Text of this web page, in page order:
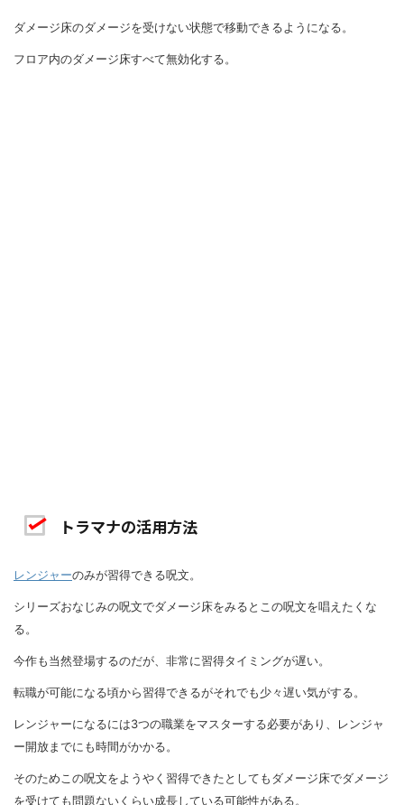
ダメージ床のダメージを受けない状態で移動できるようになる。
フロア内のダメージ床すべて無効化する。
トラマナの活用方法
レンジャーのみが習得できる呪文。
シリーズおなじみの呪文でダメージ床をみるとこの呪文を唱えたくな
る。
今作も当然登場するのだが、非常に習得タイミングが遅い。
転職が可能になる頃から習得できるがそれでも少々遅い気がする。
レンジャーになるには3つの職業をマスターする必要があり、レンジャ
ー開放までにも時間がかかる。
そのためこの呪文をようやく習得できたとしてもダメージ床でダメージ
を受けても問題ないくらい成長している可能性がある。